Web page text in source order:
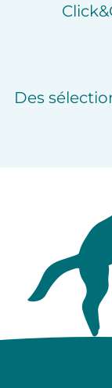
Des